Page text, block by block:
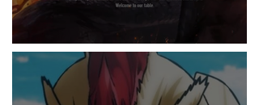
DUNGEONS & DRAGONS ¿TE